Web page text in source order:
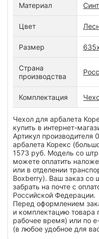
Материал
Цвет
Размер
Страна
производства
Комплектация
Чехол для арбалета
купить в интернет-
Артикул
арбалета Корекс
1573 руб. Модель со
можете оплатить
или в отделении
Boxberry). Ваш заказ со
забрать на почте с
Российской Федерации.
Перед оформлением
и комплектацию товара
рабочее время) или по
(в любое удобное для